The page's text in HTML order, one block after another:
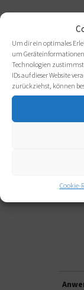
Um dir ein optimales
um
Technologien
IDs auf dieser Website
zurückziehst, können
Cookie-